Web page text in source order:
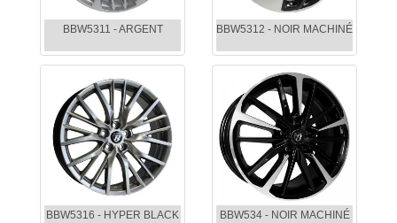
BBW5311 - ARGENT BBW5312 - NOIR MACHINÉ
BBW5316 - HYPER BLACK BBW534 - NOIR MACHINÉ